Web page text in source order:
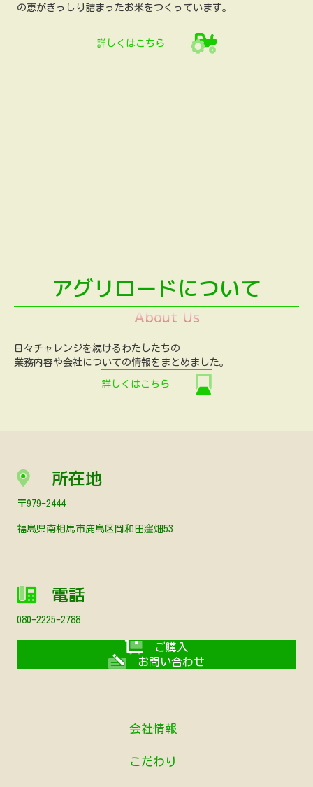
の恵がぎっしり詰まったお米をつくっています。
詳しくはこちら
アグリロードについて
About Us
日々チャレンジを続けるわたしたちの
業務内容や会社についての情報をまとめました。
詳しくはこちら
所在地
〒979-2444
福島県南相馬市鹿島区岡和田窪畑53
電話
080-2225-2788
ご購入
お問い合わせ
会社情報
こだわり